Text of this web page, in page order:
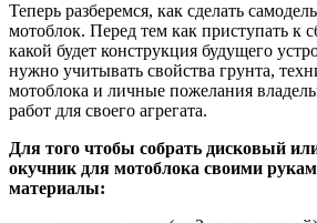
Теперь разберемся, как сделать
мотоблок. Перед тем как приступать к
какой будет конструкция будущего
нужно учитывать свойства грунта,
мотоблока и личные пожелания
работ для своего агрегата.
Для того чтобы собрать дисковый
окучник для мотоблока своими
материалы: